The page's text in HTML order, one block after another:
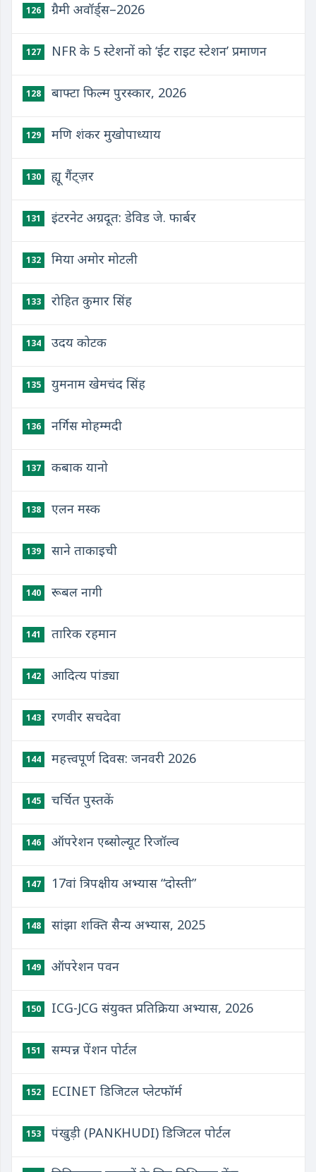
126 ग्रैमी अवॉर्ड्स–2026
127 NFR के 5 स्टेशनों को ‘ईट राइट स्टेशन’ प्रमाणन
128 बाफ्टा फिल्म पुरस्कार, 2026
129 मणि शंकर मुखोपाध्याय
130 ह्यू गैंट्ज़र
131 इंटरनेट अग्रदूत: डेविड जे. फार्बर
132 मिया अमोर मोटली
133 रोहित कुमार सिंह
134 उदय कोटक
135 युमनाम खेमचंद सिंह
136 नर्गिस मोहम्मदी
137 कबाक यानो
138 एलन मस्क
139 साने ताकाइची
140 रूबल नागी
141 तारिक रहमान
142 आदित्य पांड्या
143 रणवीर सचदेवा
144 महत्त्वपूर्ण दिवस: जनवरी 2026
145 चर्चित पुस्तकें
146 ऑपरेशन एब्सोल्यूट रिजॉल्व
147 17वां त्रिपक्षीय अभ्यास “दोस्‍ती”
148 सांझा शक्ति सैन्य अभ्यास, 2025
149 ऑपरेशन पवन
150 ICG-JCG संयुक्‍त प्रतिक्रिया अभ्‍यास, 2026
151 सम्पन्न पेंशन पोर्टल
152 ECINET डिजिटल प्लेटफॉर्म
153 पंखुड़ी (PANKHUDI) डिजिटल पोर्टल